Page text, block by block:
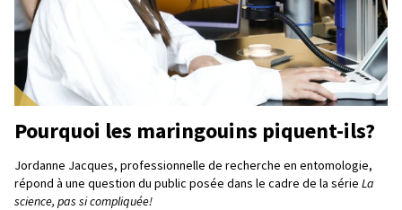
Pourquoi les maringouins piquent-ils?
Jordanne Jacques, professionnelle de recherche en entomologie,
répond à une question du public posée dans le cadre de la série La
science, pas si compliquée!